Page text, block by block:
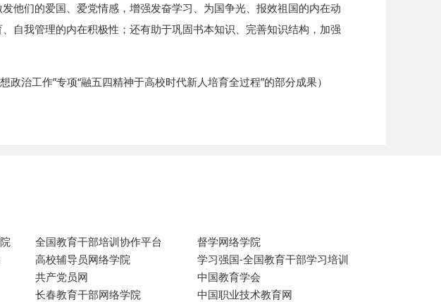
他们的爱国、爱党情感，增强发奋学习、为国争光、报效祖国的内在动
自我管理的内在积极性；还有助于巩固书本知识、完善知识结构，加强
治工作”专项“融五四精神于高校时代新人培育全过程”的部分成果）
全国教育干部培训协作平台
督学网络学院
高校辅导员网络学院
学习强国-全国教育干部学习培训
共产党员网
中国教育学会
长春教育干部网络学院 中国职业技术教育网